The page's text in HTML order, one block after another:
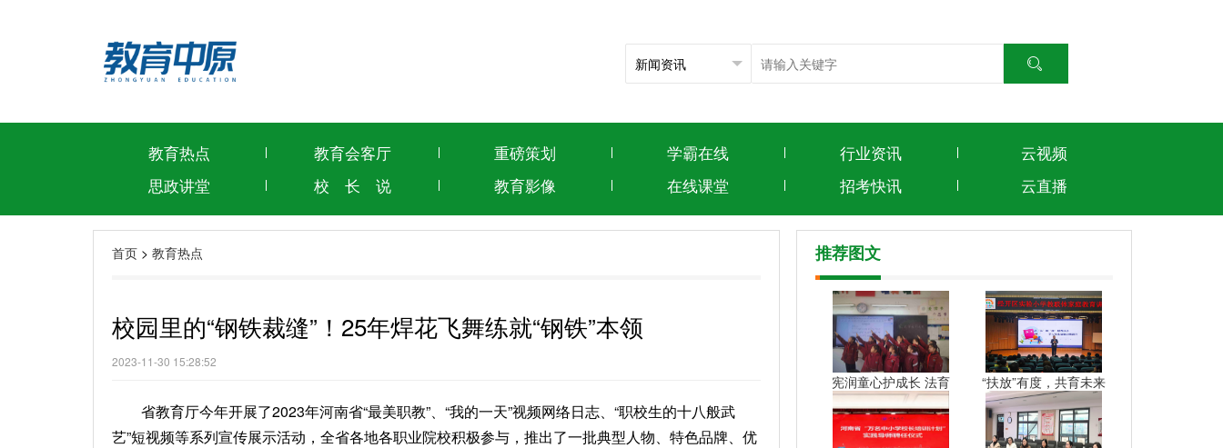
教育热点 教育会客厅 重磅策划 学霸在线 行业资讯
云视频
思政讲堂
校 长 说 教育影像 在线课堂 招考快讯 云直播
首页 > 教育热点
校园里的“钢铁裁缝”！25年焊花飞舞练就“钢铁”本领
2023-11-30 15:28:52
省教育厅今年开展了2023年河南省“最美职教”、“我的一天”视频网络日志、“职校生的十八般武
艺”短视频等系列宣传展示活动，全省各地各职业院校积极参与，推出了一批典型人物、特色品牌、优
推荐图文
宪润童心护成长 法育 “扶放”有度，共育未来